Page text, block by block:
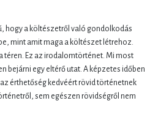
hogy a költészetről való gondolkodás
mint amit maga a költészet létrehoz.
téren. Ez az irodalomtörténet. Mi most
bejárni egy eltérő utat. A képzetes időben
érthetőség kedvéért rövid történetnek
sem egészen rövidségről nem